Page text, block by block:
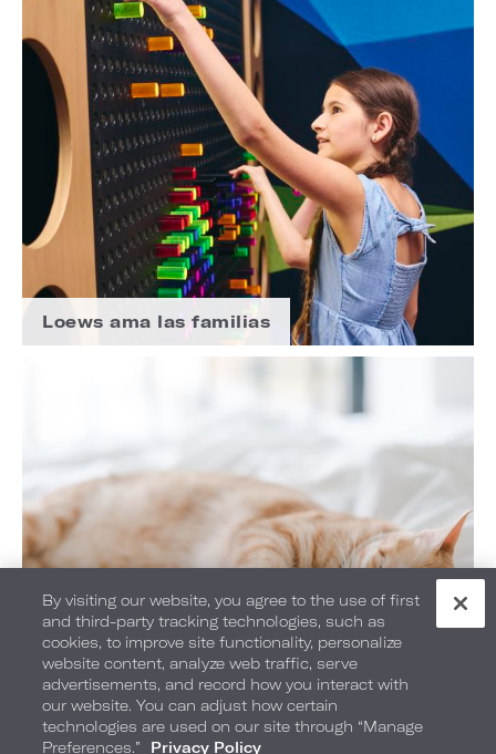
Loews ama las familias
Loews ama las mascotas
By visiting our website, you agree to the use of first
and third-party tracking technologies, such as
cookies, to improve site functionality, personalize
website content, analyze web traffic, serve
advertisements, and record how you interact with
our website. You can adjust how certain
technologies are used on our site through “Manage
Preferences.”
Privacy Policy